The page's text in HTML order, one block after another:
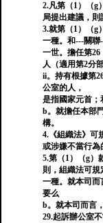
2.凡第（1）（g
局提出建議，則
3.就第（1）（g
一種。和---關聯-
一世。擔任第
人（適用第2分
ii。持有根據第
公室的人，
是指國家元首；
b。就擔任本部
構。
4.《組織法》可
或涉嫌不當行為
5.第（1）（g）
則，組織法可
一種。就本司而
要么
b。就本司而言
29.起訴辦公室